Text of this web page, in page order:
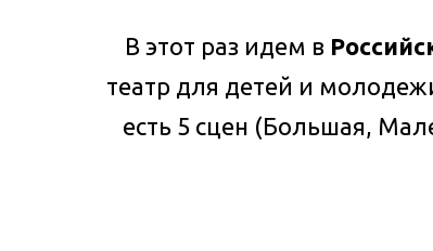
В этот раз идем в
театр для детей и
есть 5 сцен (Большая,